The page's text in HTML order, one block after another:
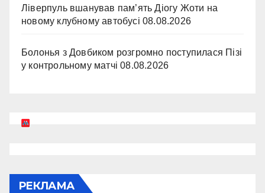
Ліверпуль вшанував пам’ять Діогу Жоти на
новому клубному автобусі 08.08.2026
Болонья з Довбиком розгромно поступилася Пізі
у контрольному матчі 08.08.2026
РЕКЛАМА